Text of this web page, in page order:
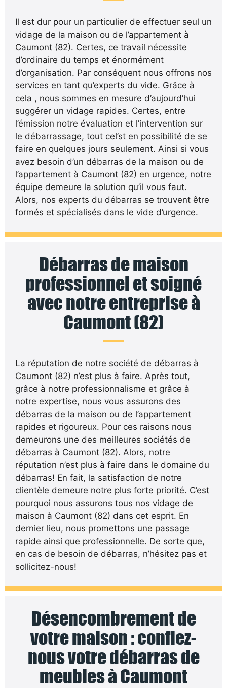
Il est dur pour un particulier de effectuer seul un
vidage de la maison ou de l’appartement à
Caumont (82). Certes, ce travail nécessite
d’ordinaire du temps et énormément
d’organisation. Par conséquent nous offrons nos
services en tant qu’experts du vide. Grâce à
cela , nous sommes en mesure d’aujourd’hui
suggérer un vidage rapides. Certes, entre
l’émission notre évaluation et l’intervention sur
le débarrassage, tout cel’st en possibilité de se
faire en quelques jours seulement. Ainsi si vous
avez besoin d’un débarras de la maison ou de
l’appartement à Caumont (82) en urgence, notre
équipe demeure la solution qu’il vous faut.
Alors, nos experts du débarras se trouvent être
formés et spécialisés dans le vide d’urgence.
Débarras de maison
professionnel et soigné
avec notre entreprise à
Caumont (82)
La réputation de notre société de débarras à
Caumont (82) n’est plus à faire. Après tout,
grâce à notre professionnalisme et grâce à
notre expertise, nous vous assurons des
débarras de la maison ou de l’appartement
rapides et rigoureux. Pour ces raisons nous
demeurons une des meilleures sociétés de
débarras à Caumont (82). Alors, notre
réputation n’est plus à faire dans le domaine du
débarras! En fait, la satisfaction de notre
clientèle demeure notre plus forte priorité. C’est
pourquoi nous assurons tous nos vidage de
maison à Caumont (82) dans cet esprit. En
dernier lieu, nous promettons une passage
rapide ainsi que professionnelle. De sorte que,
en cas de besoin de débarras, n’hésitez pas et
sollicitez-nous!
Désencombrement de
votre maison : confiez-
nous votre débarras de
meubles à Caumont